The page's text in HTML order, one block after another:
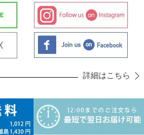
詳細はこちら